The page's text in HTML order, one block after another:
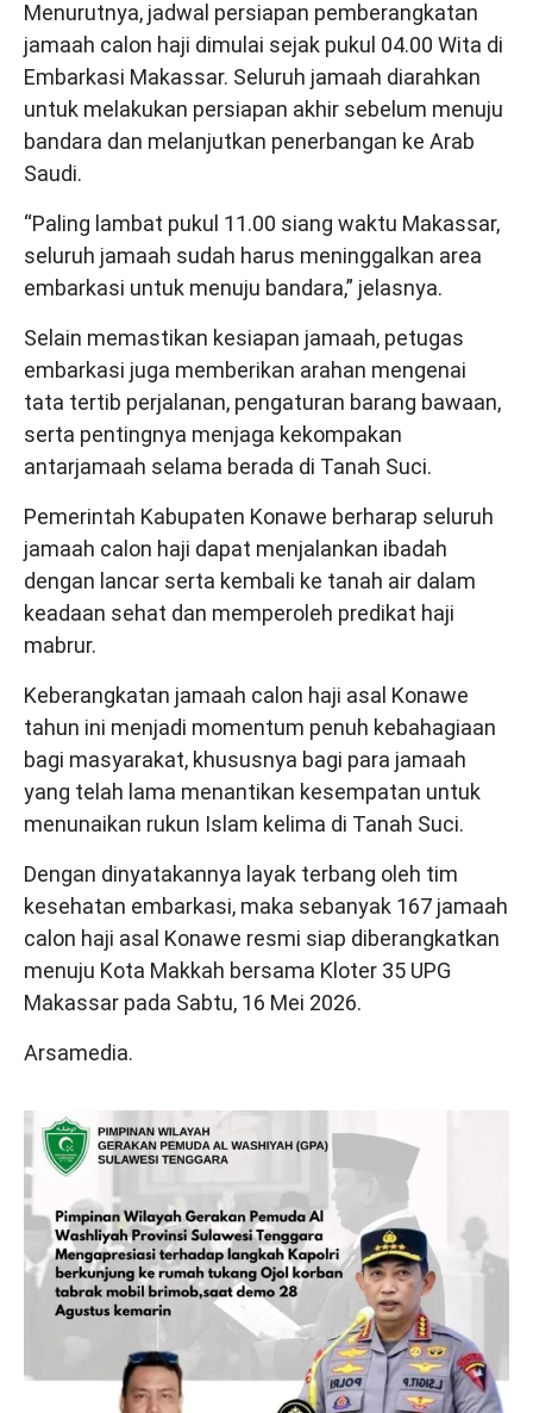
Menurutnya, jadwal persiapan pemberangkatan
jamaah calon haji dimulai sejak pukul 04.00 Wita di
Embarkasi Makassar. Seluruh jamaah diarahkan
untuk melakukan persiapan akhir sebelum menuju
bandara dan melanjutkan penerbangan ke Arab
Saudi.
“Paling lambat pukul 11.00 siang waktu Makassar,
seluruh jamaah sudah harus meninggalkan area
embarkasi untuk menuju bandara,” jelasnya.
Selain memastikan kesiapan jamaah, petugas
embarkasi juga memberikan arahan mengenai
tata tertib perjalanan, pengaturan barang bawaan,
serta pentingnya menjaga kekompakan
antarjamaah selama berada di Tanah Suci.
Pemerintah Kabupaten Konawe berharap seluruh
jamaah calon haji dapat menjalankan ibadah
dengan lancar serta kembali ke tanah air dalam
keadaan sehat dan memperoleh predikat haji
mabrur.
Keberangkatan jamaah calon haji asal Konawe
tahun ini menjadi momentum penuh kebahagiaan
bagi masyarakat, khususnya bagi para jamaah
yang telah lama menantikan kesempatan untuk
menunaikan rukun Islam kelima di Tanah Suci.
Dengan dinyatakannya layak terbang oleh tim
kesehatan embarkasi, maka sebanyak 167 jamaah
calon haji asal Konawe resmi siap diberangkatkan
menuju Kota Makkah bersama Kloter 35 UPG
Makassar pada Sabtu, 16 Mei 2026.
Arsamedia.